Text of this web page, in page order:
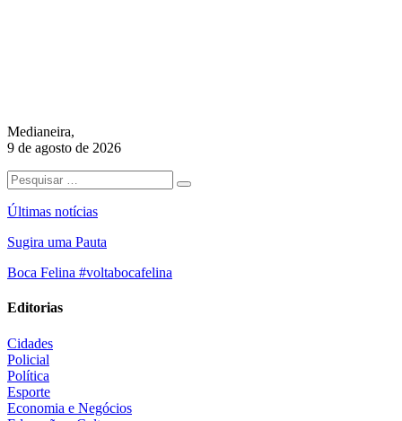
Medianeira,
9 de agosto de 2026
Últimas notícias
Sugira uma Pauta
Boca Felina #voltabocafelina
Editorias
Cidades
Policial
Política
Esporte
Economia e Negócios